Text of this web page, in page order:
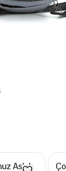
Askılı